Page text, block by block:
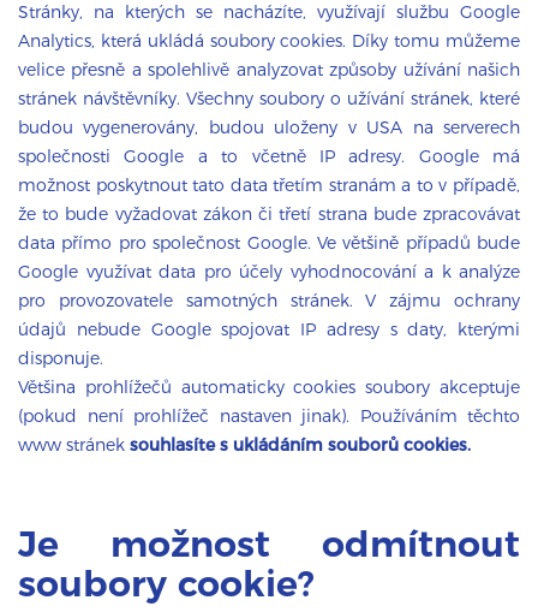
Stránky, na kterých se nacházíte, využívají službu Google
Analytics, která ukládá soubory cookies. Díky tomu můžeme
velice přesně a spolehlivě analyzovat způsoby užívání našich
stránek návštěvníky. Všechny soubory o užívání stránek, které
budou vygenerovány, budou uloženy v USA na serverech
společnosti Google a to včetně IP adresy. Google má
možnost poskytnout tato data třetím stranám a to v případě,
že to bude vyžadovat zákon či třetí strana bude zpracovávat
data přímo pro společnost Google. Ve většině případů bude
Google využívat data pro účely vyhodnocování a k analýze
pro provozovatele samotných stránek. V zájmu ochrany
údajů nebude Google spojovat IP adresy s daty, kterými
disponuje.
Většina prohlížečů automaticky cookies soubory akceptuje
(pokud není prohlížeč nastaven jinak). Používáním těchto
www stránek souhlasíte s ukládáním souborů cookies.
Je možnost odmítnout
soubory cookie?